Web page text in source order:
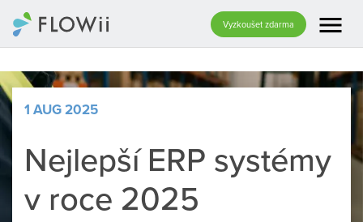
Vyzkoušet zdarma menu
1 AUG 2025
Nejlepší ERP systémy
v roce 2025